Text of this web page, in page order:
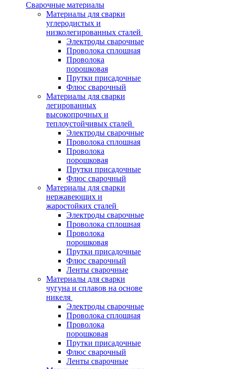
Сварочные материалы
Материалы для сварки
углеродистых и
низколегированных сталей
Электроды сварочные
Проволока сплошная
Проволока
порошковая
Прутки присадочные
Флюс сварочный
Материалы для сварки
легированных
высокопрочных и
теплоустойчивых сталей
Электроды сварочные
Проволока сплошная
Проволока
порошковая
Прутки присадочные
Флюс сварочный
Материалы для сварки
нержавеющих и
жаростойких сталей
Электроды сварочные
Проволока сплошная
Проволока
порошковая
Прутки присадочные
Флюс сварочный
Ленты сварочные
Материалы для сварки
чугуна и сплавов на основе
никеля
Электроды сварочные
Проволока сплошная
Проволока
порошковая
Прутки присадочные
Флюс сварочный
Ленты сварочные